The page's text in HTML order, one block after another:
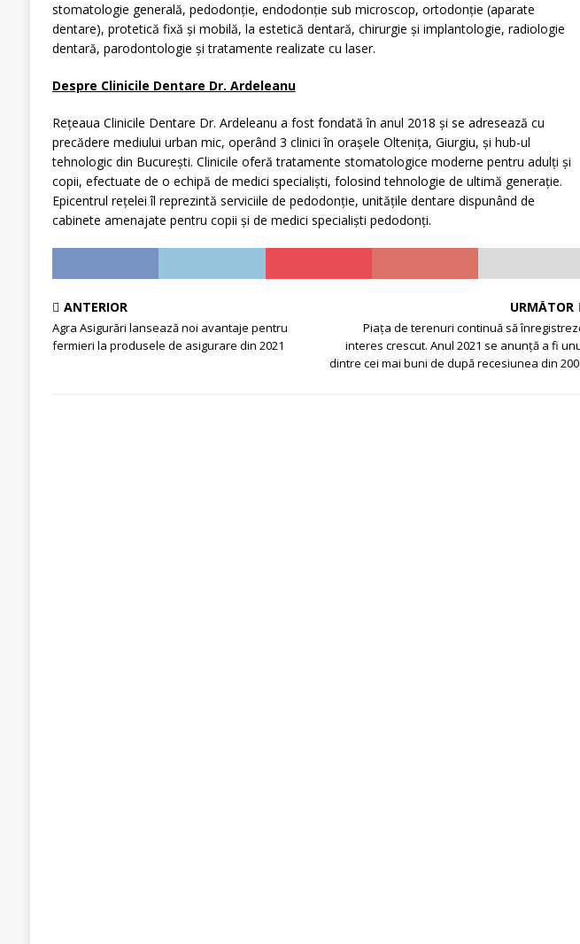
stomatologie generală, pedodonție, endodonție sub microscop, ortodonție (aparate
dentare), protetică fixă și mobilă, la estetică dentară, chirurgie și implantologie, radiologie
dentară, parodontologie și tratamente realizate cu laser.
Despre Clinicile Dentare Dr. Ardeleanu
Rețeaua Clinicile Dentare Dr. Ardeleanu a fost fondată în anul 2018 și se adresează cu
precădere mediului urban mic, operând 3 clinici în orașele Oltenița, Giurgiu, și hub-ul
tehnologic din București. Clinicile oferă tratamente stomatologice moderne pentru adulți și
copii, efectuate de o echipă de medici specialiști, folosind tehnologie de ultimă generație.
Epicentrul rețelei îl reprezintă serviciile de pedodonție, unitățile dentare dispunând de
cabinete amenajate pentru copii și de medici specialiști pedodonți.
ANTERIOR
Agra Asigurări lansează noi avantaje pentru
fermieri la produsele de asigurare din 2021
URMĂTOR
Piața de terenuri continuă să
interes crescut. Anul 2021 se anunță a fi
dintre cei mai buni de după recesiunea din